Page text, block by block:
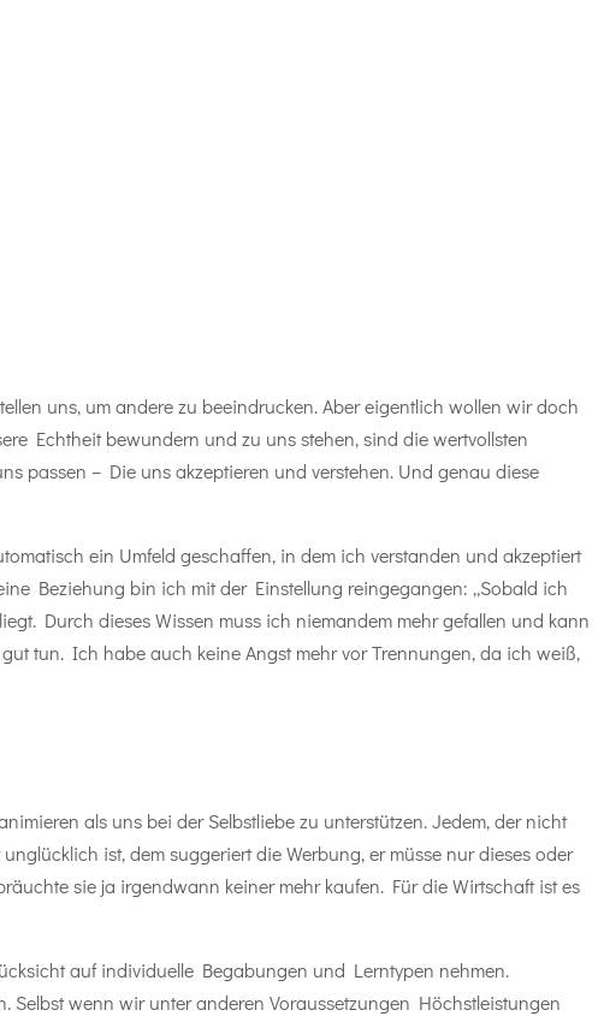
uns, um andere zu beeindrucken. Aber eigentlich wollen wir doch
Echtheit bewundern und zu uns stehen, sind die wertvollsten
passen – Die uns akzeptieren und verstehen. Und genau diese
ein Umfeld geschaffen, in dem ich verstanden und akzeptiert
Beziehung bin ich mit der Einstellung reingegangen: „Sobald ich
Durch dieses Wissen muss ich niemandem mehr gefallen und kann
tun. Ich habe auch keine Angst mehr vor Trennungen, da ich weiß,
als uns bei der Selbstliebe zu unterstützen. Jedem, der nicht
ist, dem suggeriert die Werbung, er müsse nur dieses oder
sie ja irgendwann keiner mehr kaufen. Für die Wirtschaft ist es
auf individuelle Begabungen und Lerntypen nehmen.
wenn wir unter anderen Voraussetzungen Höchstleistungen